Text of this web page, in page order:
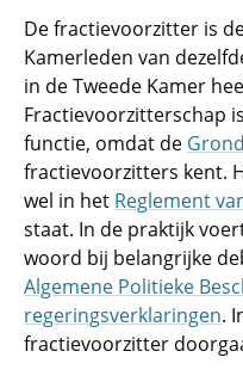
De fractievoorzitter is
Kamerleden van
in de Tweede Kamer
Fractievoorzitterschap
functie, omdat de
fractievoorzitters kent.
wel in het Reglement
staat. In de praktijk
woord bij belangrijke
Algemene Politieke
regeringsverklaringen.
fractievoorzitter